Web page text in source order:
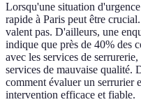
Lorsqu'une situation
rapide à Paris peut être
valent pas. D'ailleurs, une
indique que près de 40% des
avec les services de
services de mauvaise qualité.
comment évaluer un serrurier
intervention efficace et fiable.